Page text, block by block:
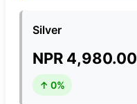
Silver
NPR 4,980.00
↑ 0%